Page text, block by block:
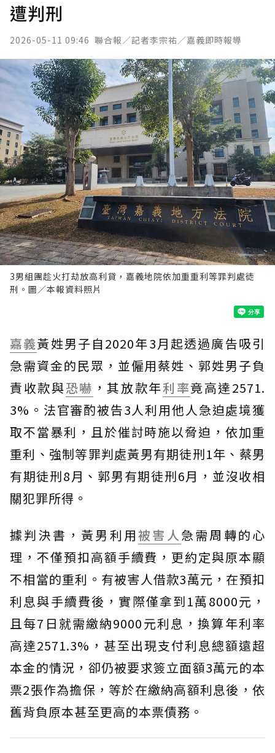
遭判刑
2026-05-11 09:46 聯合報／記者李宗祐／嘉義即時報導
3男組團趁火打劫放高利貸，嘉義地院依加重重利等罪判處徒
刑。圖／本報資料照片
嘉義黃姓男子自2020年3月起透過廣告吸引
急需資金的民眾，並僱用蔡姓、郭姓男子負
責收款與恐嚇 ，其放款年利率竟高達2571.
3%。法官審酌被告3人利用他人急迫處境獲
取不當暴利，且於催討時施以脅迫，依加重
重利、強制等罪判處黃男有期徒刑1年、蔡男
有期徒刑8月、郭男有期徒刑6月，並沒收相
關犯罪所得。
據判決書，黃男利用被害人急需周轉的心
理，不僅預扣高額手續費，更約定與原本顯
不相當的重利。有被害人借款3萬元，在預扣
利息與手續費後，實際僅拿到1萬8000元，
且每7日就需繳納9000元利息，換算年利率
高達2571.3%，甚至出現支付利息總額遠超
本金的情況，卻仍被要求簽立面額3萬元的本
票2張作為擔保，等於在繳納高額利息後，依
舊背負原本甚至更高的本票債務。